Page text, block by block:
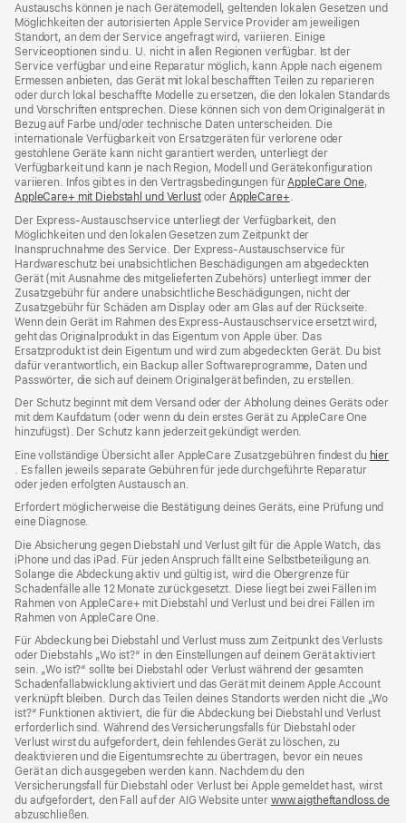
Austauschs können je nach Gerätemodell, geltenden lokalen Gesetzen und
Möglichkeiten der autorisierten Apple Service Provider am jeweiligen
Standort, an dem der Service angefragt wird, variieren. Einige
Serviceoptionen sind u. U. nicht in allen Regionen verfügbar. Ist der
Service verfügbar und eine Reparatur möglich, kann Apple nach eigenem
Ermessen anbieten, das Gerät mit lokal beschafften Teilen zu reparieren
oder durch lokal beschaffte Modelle zu ersetzen, die den lokalen Standards
und Vorschriften entsprechen. Diese können sich von dem Originalgerät in
Bezug auf Farbe und/oder technische Daten unterscheiden. Die
internationale Verfügbarkeit von Ersatzgeräten für verlorene oder
gestohlene Geräte kann nicht garantiert werden, unterliegt der
Verfügbarkeit und kann je nach Region, Modell und Gerätekonfiguration
variieren. Infos gibt es in den Vertragsbedingungen fürAppleCare One(Öffnet
,
AppleCare+ mit Diebstahl und Verlust(Öffnet
neues
Fenster)
oder AppleCare+(Öffnet
neues
Fenster)
.
Der Express-Austauschservice unterliegt der Verfügbarkeit, den
Möglichkeiten und den lokalen Gesetzen zum Zeitpunkt der
Inanspruchnahme des Service. Der Express-Austauschservice für
Hardwareschutz bei unabsichtlichen Beschädigungen am abgedeckten
Gerät (mit Ausnahme des mitgelieferten Zubehörs) unterliegt immer der
Zusatzgebühr für andere unabsichtliche Beschädigungen, nicht der
Zusatzgebühr für Schäden am Display oder am Glas auf der Rückseite.
Wenn dein Gerät im Rahmen des Express-Austauschservice ersetzt wird,
geht das Originalprodukt in das Eigentum von Apple über. Das
Ersatzprodukt ist dein Eigentum und wird zum abgedeckten Gerät. Du bist
dafür verantwortlich, ein Backup aller Softwareprogramme, Daten und
Passwörter, die sich auf deinem Originalgerät befinden, zu erstellen.
Der Schutz beginnt mit dem Versand oder der Abholung deines Geräts oder
mit dem Kaufdatum (oder wenn du dein erstes Gerät zu AppleCare One
hinzufügst). Der Schutz kann jederzeit gekündigt werden.
Eine vollständige Übersicht aller AppleCare Zusatzgebühren findest du hier
(Öffnet
ein
Fenster)
. Es fallen jeweils separate Gebühren für jede durchgeführte Reparatur
oder jeden erfolgten Austausch an.
Erfordert möglicherweise die Bestätigung deines Geräts, eine Prüfung und
eine Diagnose.
Die Absicherung gegen Diebstahl und Verlust gilt für die Apple Watch, das
iPhone und das iPad. Für jeden Anspruch fällt eine Selbstbeteiligung an.
Solange die Abdeckung aktiv und gültig ist, wird die Obergrenze für
Schadenfälle alle 12 Monate zurückgesetzt. Diese liegt bei zwei Fällen im
Rahmen von AppleCare+ mit Diebstahl und Verlust und bei drei Fällen im
Rahmen von AppleCare One.
Für Abdeckung bei Diebstahl und Verlust muss zum Zeit­punkt des Verlusts
oder Dieb­stahls „Wo ist?“ in den Einstellungen auf deinem Gerät aktiviert
sein. „Wo ist?“ sollte bei Diebstahl oder Verlust während der gesamten
Schadenfallabwicklung aktiviert und das Gerät mit deinem Apple Account
verknüpft bleiben. Durch das Teilen deines Standorts werden nicht die „Wo
ist?“ Funktionen aktiviert, die für die Abdeckung bei Diebstahl und Verlust
erforderlich sind. Während des Versicherungs­falls für Diebstahl oder
Verlust wirst du aufgefordert, dein fehlendes Gerät zu löschen, zu
deaktivieren und die Eigentums­rechte zu übertragen, bevor ein neues
Gerät an dich ausgegeben werden kann. Nachdem du den
Versicherungsfall für Diebstahl oder Verlust bei Apple gemeldet hast, wirst
du aufgefordert, den Fall auf der AIG Website unter www.aigtheftandloss.de
abzuschließen.